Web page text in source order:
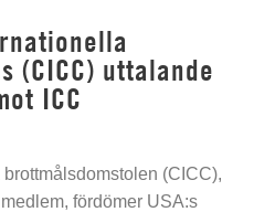
(CICC) uttalande
ICC
(CICC),
fördömer USA:s